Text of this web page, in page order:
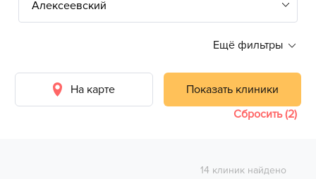
Ещё фильтры
На карте
Показать клиники
Сбросить (2)
14 клиник найдено